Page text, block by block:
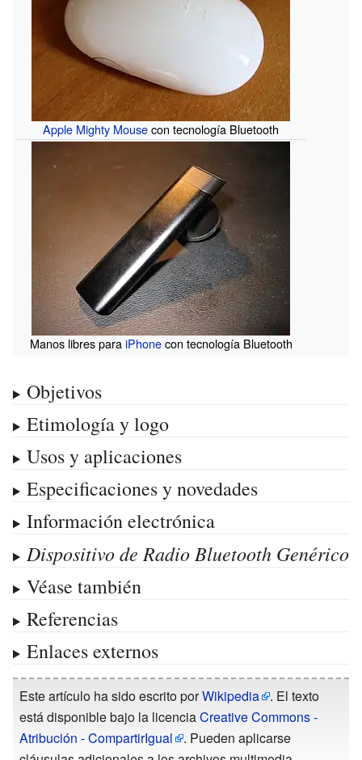
Apple Mighty Mousecon tecnología Bluetooth
Manos libres paraiPhonecon tecnología Bluetooth
Objetivos
Etimología y logo
Usos y aplicaciones
Especificaciones y novedades
Información electrónica
Dispositivo de Radio Bluetooth Genérico
Véase también
Referencias
Enlaces externos
Este artículo ha sido escrito porWikipedia
. El texto
está disponible bajo la licenciaCreative Commons -
Atribución - CompartirIgual
. Pueden aplicarse